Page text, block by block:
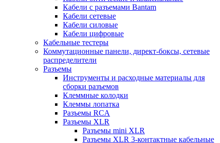
Кабели с разъемами Bantam
Кабели сетевые
Кабели силовые
Кабели цифровые
Кабельные тестеры
Коммутационные панели, директ-боксы, сетевые
распределители
Разъемы
Инструменты и расходные материалы для
сборки разъемов
Клеммные колодки
Клеммы лопатка
Разъемы RCA
Разъемы XLR
Разъемы mini XLR
Разъемы XLR 3-контактные кабельные